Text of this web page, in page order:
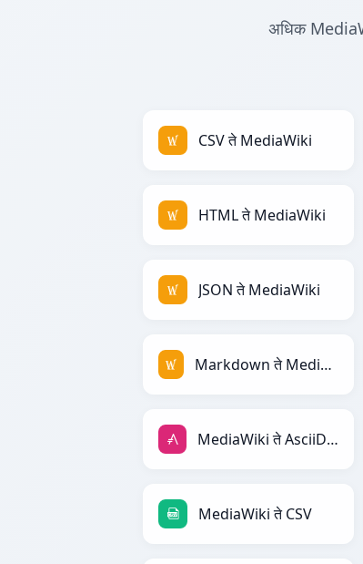
अधिक
CSV ते MediaWiki
HTML ते MediaWiki
JSON ते MediaWiki
Markdown ते MediaWiki
MediaWiki ते AsciiDoc
MediaWiki ते CSV